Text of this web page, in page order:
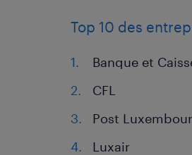
Top 10 des
Banque et
Post